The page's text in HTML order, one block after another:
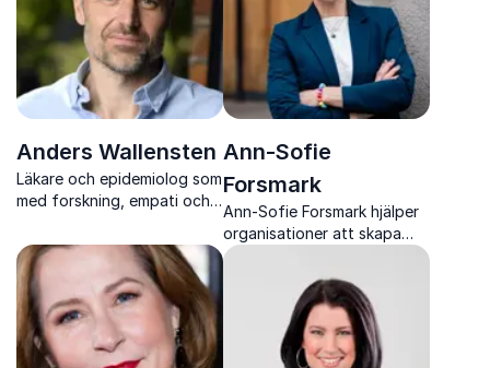
Anders Wallensten
Läkare och epidemiolog som
med forskning, empati och
förändringar kan ge bättre
hälsa och livskvalitet.
Ann-Sofie
Forsmark
Ann-Sofie Forsmark hjälper
organisationer att skapa
hållbart arbetsliv med fokus
på KASAM, självledarskap
och handlingskraft